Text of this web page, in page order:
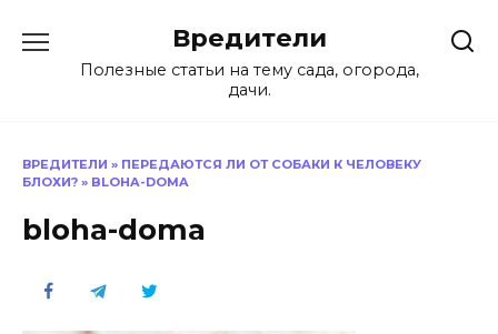
содержанию
Вредители
Полезные статьи на тему сада, огорода,
дачи.
ВРЕДИТЕЛИ » ПЕРЕДАЮТСЯ ЛИ ОТ СОБАКИ К ЧЕЛОВЕКУ
БЛОХИ? » BLOHA-DOMA
bloha-doma